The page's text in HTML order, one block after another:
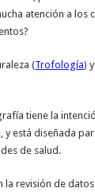
atención a los
(Trofología)
tiene la
está diseñada
de salud.
la revisión de